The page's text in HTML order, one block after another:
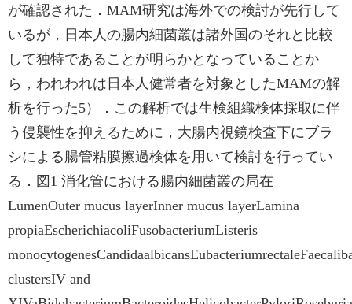
が確認された．MAM研究は海外での検討が先行して
いるが，日本人の腸内細菌叢は諸外国のそれと比較
して独特であることが明らかとなっていることか
ら，われわれは日本人健常者を対象としたMAMの解
析を行った5）．この解析では生検組織検体採取に伴
う侵襲性を抑えるために，大腸内視鏡検査下にブラ
シによる腸管粘膜擦過検体を用いて検討を行ってい
る．図1 消化管における腸内細菌叢の局在
LumenOuter mucus layerInner mucus layerLamina
propiaEscherichiacoliFusobacteriumListeris
clustersIV and